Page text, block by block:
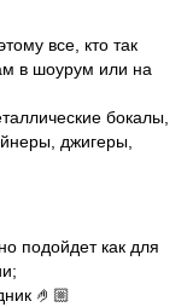
все, кто так
в шоурум или на
бокалы,
джигеры,
подойдет как для
🤌🏼